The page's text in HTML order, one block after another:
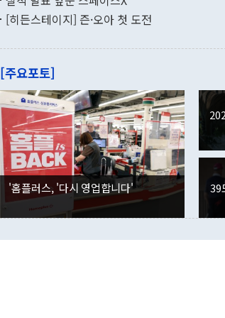
"우리의 선의대
관은 업무보고
이 9월 러시아
며 "정부 차원
은 "그것은 외
잘랐다. 정 장관
않았다는 점에
사합의 복원, 4
권이라는 지적
뒤 "여기 업무
부의 한 소식통
를 거쳐 결정
련 부처 장관이
하고 대통령의
기록했지만 지
로 전환됐다. 본
는 배당수입이
였던 올해 3월
인의 해외투자
각각 증가했다.
국인의 국내 주
감소하며 전월
경신했다. 외국
분기 말 만기도
다. 내국인의
다.
[히든스테이지] 즌·오아 첫 도전
[주요포토]
'홈플러스, '다시 영업합니다' 39